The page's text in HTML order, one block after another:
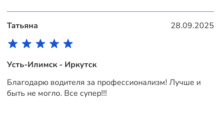
Татьяна 28.09.2025
Усть-Илимск - Иркутск
Благодарю водителя за профессионализм! Лучше и
быть не могло. Все супер!!!